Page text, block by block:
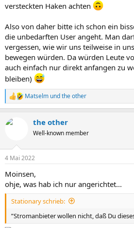
versteckten Haken achten
Also von daher bitte ich schon ein
die unbedarften User angeht. Man
vergessen, wie wir uns teilweise in
bewegen würden. Da würden Leute
auch einfach nur direkt anfangen zu
bleiben)
R
e
k
e
:
Matselm undthe other
the other
Well-known member
4 Mai 2022
Moinsen,
ohje, was hab ich nur angerichtet...
Stationary schrieb:
”Stromanbieter wollen nicht, daß Du